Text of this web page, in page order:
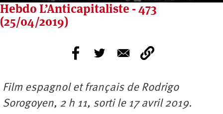
Hebdo L’Anticapitaliste - 473
(25/04/2019)
Film espagnol et français de Rodrigo
Sorogoyen, 2 h 11, sorti le 17 avril 2019.